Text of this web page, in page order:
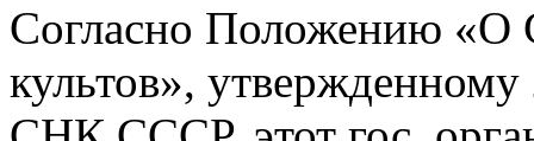
Согласно Положению «О
культов»,